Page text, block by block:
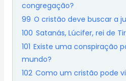
congregação?
99 O cristão deve buscar a
100 Satanás, Lúcifer, rei de
101 Existe uma conspiração
mundo?
102 Como um cristão pode